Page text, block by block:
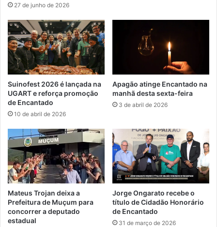
27 de junho de 2026
Suinofest 2026 é lançada na
UGART e reforça promoção
de Encantado
10 de abril de 2026
Apagão atinge Encantado na
manhã desta sexta-feira
3 de abril de 2026
Mateus Trojan deixa a
Prefeitura de Muçum para
concorrer a deputado
estadual
Jorge Ongarato recebe o
título de Cidadão Honorário
de Encantado
31 de março de 2026